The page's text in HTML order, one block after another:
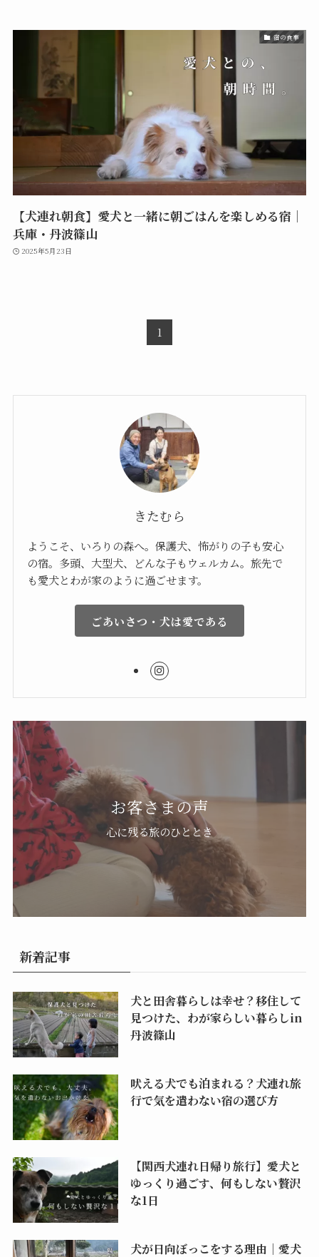
宿の食事
【犬連れ朝食】愛犬と一緒に朝ごはんを楽しめる宿｜
兵庫・丹波篠山
2025年5月23日
1
きたむら
ようこそ、いろりの森へ。保護犬、怖がりの子も安心
の宿。多頭、大型犬、どんな子もウェルカム。旅先で
も愛犬とわが家のように過ごせます。
ごあいさつ・犬は愛である
お客さまの声
心に残る旅のひととき
新着記事
犬と田舎暮らしは幸せ？移住して
見つけた、わが家らしい暮らしin
丹波篠山
吠える犬でも泊まれる？犬連れ旅
行で気を遣わない宿の選び方
【関西犬連れ日帰り旅行】愛犬と
ゆっくり過ごす、何もしない贅沢
な1日
犬が日向ぼっこをする理由｜愛犬